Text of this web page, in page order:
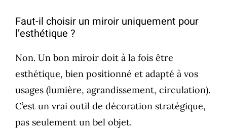
Faut-il choisir un miroir uniquement pour
l’esthétique ?
Non. Un bon miroir doit à la fois être
esthétique, bien positionné et adapté à vos
usages (lumière, agrandissement, circulation).
C’est un vrai outil de décoration stratégique,
pas seulement un bel objet.